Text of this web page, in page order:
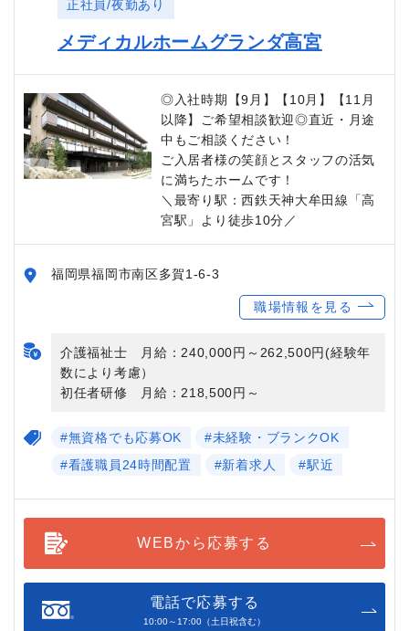
正社員/夜勤あり
メディカルホームグランダ高宮
◎入社時期【9月】【10月】【11月
以降】ご希望相談歓迎◎直近・月途
中もご相談ください！
ご入居者様の笑顔とスタッフの活気
に満ちたホームです！
＼最寄り駅：西鉄天神大牟田線「高
宮駅」より徒歩10分／
福岡県福岡市南区多賀1-6-3
職場情報を見る
介護福祉士 月給：240,000円～262,500円(経験年
数により考慮）
初任者研修 月給：218,500円～
#無資格でも応募OK
#未経験・ブランクOK
#看護職員24時間配置
#新着求人 #駅近
WEBから応募する
電話で応募する
10:00～17:00（土日祝含む）